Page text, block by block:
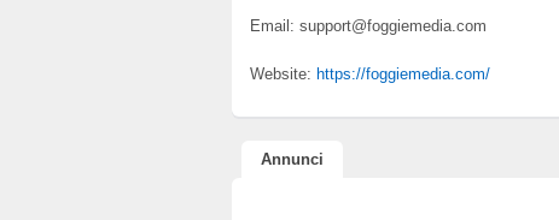
Email: support@foggiemedia.com
Website: https://foggiemedia.com/
Annunci